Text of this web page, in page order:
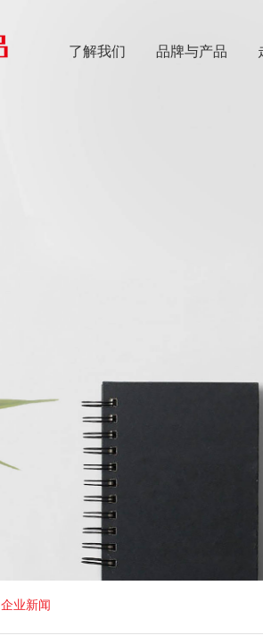
了解我们 品牌与产品
企业新闻